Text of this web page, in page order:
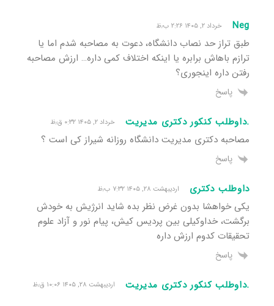
Neg خرداد ۲, ۱۴۰۵ ۲:۲۶ ب٫ظ
طبق تراز حد نصاب دانشگاه، دعوت به مصاحبه شدم اما یا
ترازم باهاش برابره یا اینکه اختلاف کمی داره… ارزش مصاحبه
رفتن داره اینجوری؟
پاسخ
.داوطلب کنکور دکتری مدیریت خرداد ۲, ۱۴۰۵ ۰:۳۲ ق٫ظ
مصاحبه دکتری مدیریت دانشگاه روزانه شیراز کی است ؟
پاسخ
داوطلب دکتری اردیبهشت ۲۸, ۱۴۰۵ ۷:۳۲ ب٫ظ
یکی خواهشا بدون غرض نظر بده شاید انرژیش به خودش
برگشت، خداوکیلی بین پردیس کیش، پیام نور و آزاد علوم
تحقیقات کدوم ارزش داره
پاسخ
.داوطلب کنکور دکتری مدیریت اردیبهشت ۲۸, ۱۴۰۵ ۱۰:۰۶ ق٫ظ